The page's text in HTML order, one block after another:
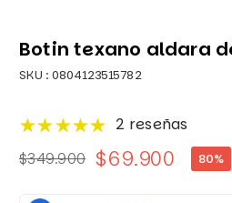
Botin texano aldara
SKU : 0804123515782
2 reseñas
Precio
$349.900 $69.900 80%